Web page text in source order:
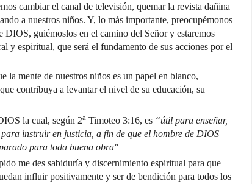
cambiar el canal de televisión, quemar la revista dañina
a nuestros niños. Y, lo más importante, preocupémonos
DIOS, guiémoslos en el camino del Señor y estaremos
y espiritual, que será el fundamento de sus acciones por el
la mente de nuestros niños es un papel en blanco,
contribuya a levantar el nivel de su educación, su
la cual, según 2a Timoteo 3:16, es “útil para enseñar,
instruir en justicia, a fin de que el hombre de DIOS
para toda buena obra"
me des sabiduría y discernimiento espiritual para que
influir positivamente y ser de bendición para todos los